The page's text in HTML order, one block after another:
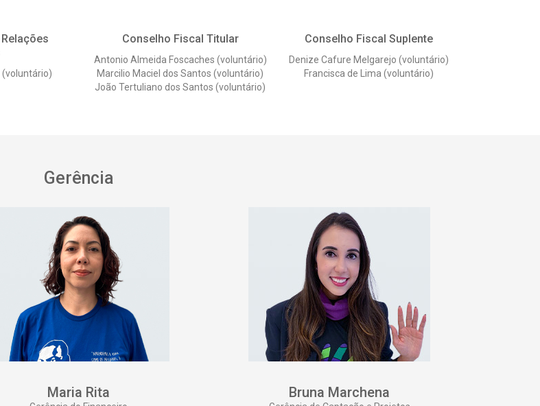
(voluntário)
Conselho Fiscal Titular
Antonio Almeida Foscaches (voluntário)
Marcilio Maciel dos Santos (voluntário)
João Tertuliano dos Santos (voluntário)
Conselho Fiscal Suplente
Denize Cafure Melgarejo (voluntário)
Francisca de Lima (voluntário)
Gerência
Maria Rita Bruna Marchena